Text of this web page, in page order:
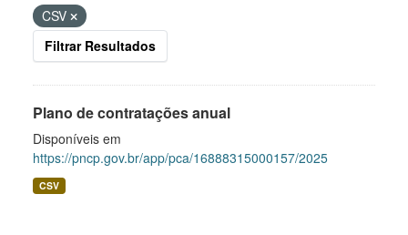
CSV
Filtrar Resultados
Plano de contratações anual
Disponíveis em
https://pncp.gov.br/app/pca/16888315000157/2025
CSV